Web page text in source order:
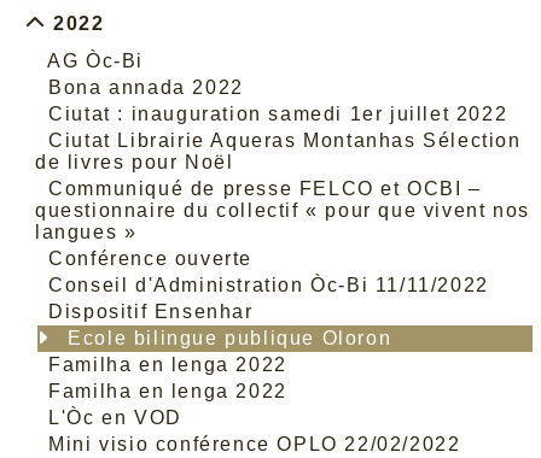
2022
AG Òc-Bi
Bona annada 2022
Ciutat : inauguration samedi 1er juillet 2022
Ciutat Librairie Aqueras Montanhas Sélection
de livres pour Noël
Communiqué de presse FELCO et OCBI –
questionnaire du collectif « pour que vivent nos
langues »
Conférence ouverte
Conseil d'Administration Òc-Bi 11/11/2022
Dispositif Ensenhar
Ecole bilingue publique Oloron
Familha en lenga 2022
Familha en lenga 2022
L'Òc en VOD
Mini visio conférence OPLO 22/02/2022